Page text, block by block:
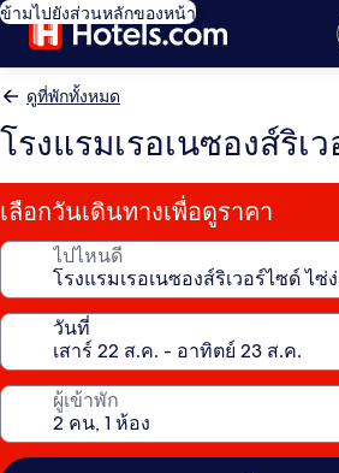
ข้ามไปยังส่วนหลักของหน้า
ดูที่พักทั้งหมด
โรงแรมเรอเนซองส์ริเ
เลือกวันเดินทางเพื่อดูราคา
ไปไหนดี
วันที่
ผู้เข้าพัก